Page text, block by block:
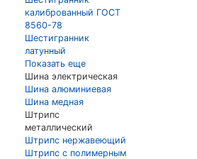
калиброванный ГОСТ
8560-78
Шестигранник
латунный
Показать еще
Шина электрическая
Шина алюминиевая
Шина медная
Штрипс
металлический
Штрипс нержавеющий
Штрипс с полимерным